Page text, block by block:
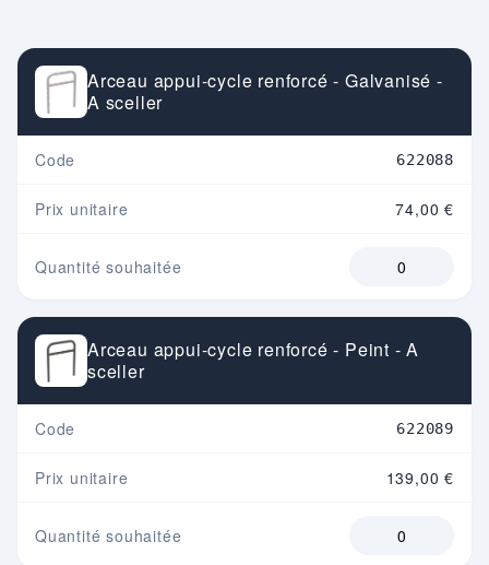
Arceau appui-cycle renforcé - Galvanisé -
A sceller
Code 622088
Prix unitaire 74,00 €
Quantité souhaitée
Arceau appui-cycle renforcé - Peint - A
sceller
Code 622089
Prix unitaire 139,00 €
Quantité souhaitée